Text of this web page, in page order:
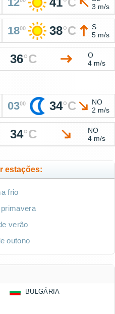
3 m/s
1800 38°C
S
5 m/s
36°C
O
4 m/s
0300 34°C
NO
2 m/s
34°C
NO
4 m/s
estações:
frio
verão
outono
BULGÁRIA